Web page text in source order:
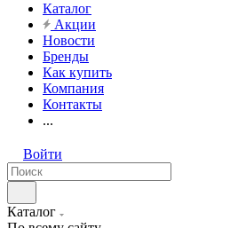
Каталог
Акции
Новости
Бренды
Как купить
Компания
Контакты
...
Войти
Каталог